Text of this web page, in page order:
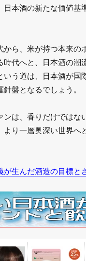
本酒の新たな価値基
ら、米が持つ本来の
時代へと、日本酒の潮
う道は、日本酒が国
盤となるでしょう。
ンは、香りだけではな
より一層奥深い世界へ
生んだ酒造の目標と